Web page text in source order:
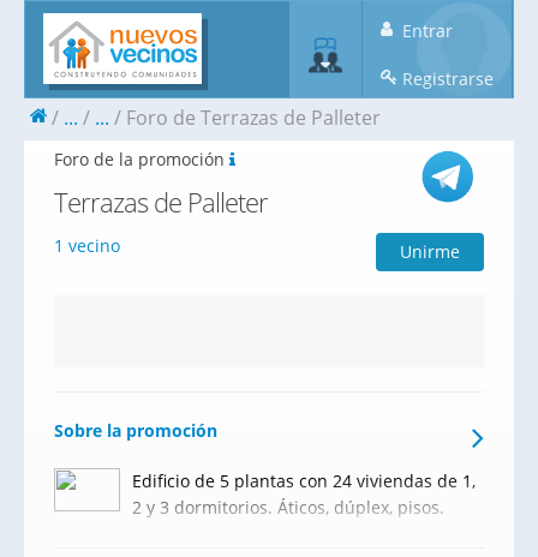
Entrar
Registrarse
... ... Foro de Terrazas de Palleter
Foro de la promoción
Terrazas de Palleter
1 vecino Unirme
Sobre la promoción
Edificio de 5 plantas con 24 viviendas de 1,
2 y 3 dormitorios. Áticos, dúplex, pisos.